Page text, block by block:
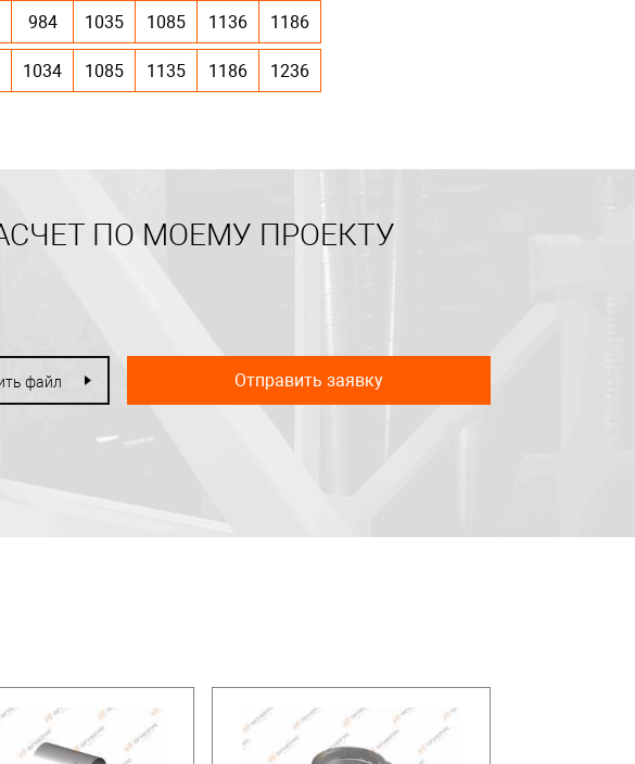
984 1035 1085 1136 1186
1034 1085 1135 1186 1236
ПО МОЕМУ ПРОЕКТУ
файл Отправить заявку